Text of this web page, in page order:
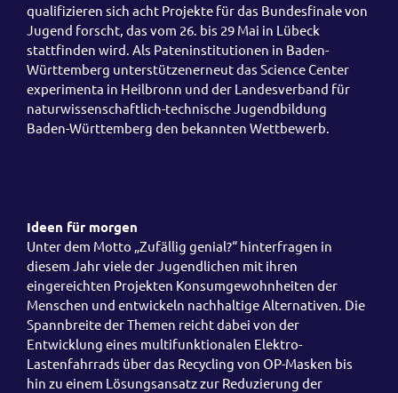
qualifizieren sich acht Projekte für das Bundesfinale von
Jugend forscht, das vom 26. bis 29 Mai in Lübeck
stattfinden wird. Als Pateninstitutionen in Baden-
Württemberg unterstützenerneut das Science Center
experimenta in Heilbronn und der Landesverband für
naturwissenschaftlich-technische Jugendbildung
Baden-Württemberg den bekannten Wettbewerb.
Ideen für morgen
Unter dem Motto „Zufällig genial?“ hinterfragen in
diesem Jahr viele der Jugendlichen mit ihren
eingereichten Projekten Konsumgewohnheiten der
Menschen und entwickeln nachhaltige Alternativen. Die
Spannbreite der Themen reicht dabei von der
Entwicklung eines multifunktionalen Elektro-
Lastenfahrrads über das Recycling von OP-Masken bis
hin zu einem Lösungsansatz zur Reduzierung der